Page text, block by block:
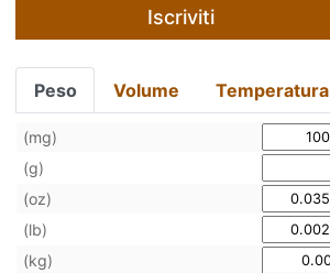
Iscriviti
Peso Volume Temperatura
(mg)
(g)
(oz)
(lb)
(kg)